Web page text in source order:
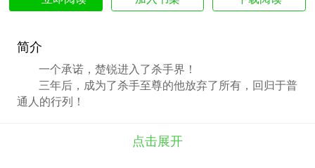
简介
一个承诺，楚锐进入了杀手界！
三年后，成为了杀手至尊的他放弃了所有，回归于普
通人的行列！
诡异的手，鬼魅的形！
一击诡刺，如同阎王索命！
点击展开